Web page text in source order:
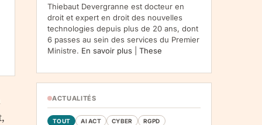
limitation, opposition, portabilite -- exercez
vos droits via notre . Reclamation :.
Thiebaut Devergranne est docteur en
droit et expert en droit des nouvelles
technologies depuis plus de 20 ans, dont
6 passes au sein des services du Premier
Ministre. En savoir plus These
ACTUALITÉS
TOUT AI ACT CYBER RGPD